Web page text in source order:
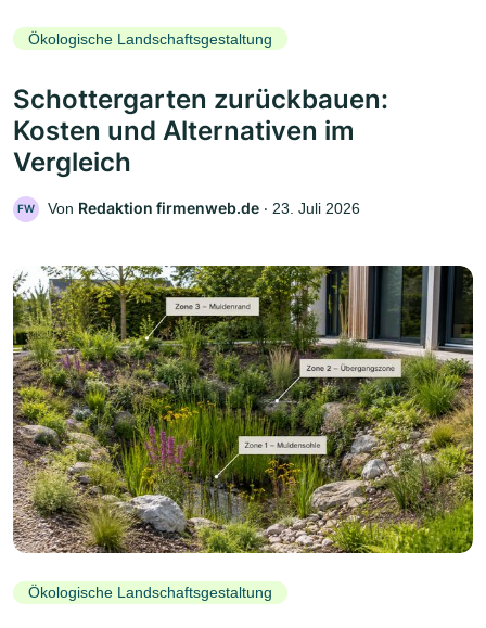
Ökologische Landschaftsgestaltung
Schottergarten zurückbauen:
Kosten und Alternativen im
Vergleich
FW Von Redaktion firmenweb.de ‧ 23. Juli 2026
Ökologische Landschaftsgestaltung